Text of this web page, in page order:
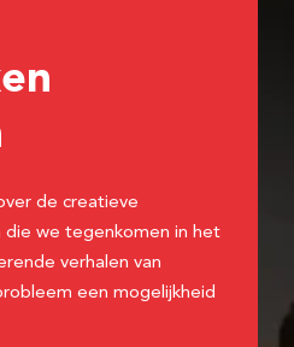
de creatieve
we tegenkomen in het
verhalen van
een mogelijkheid